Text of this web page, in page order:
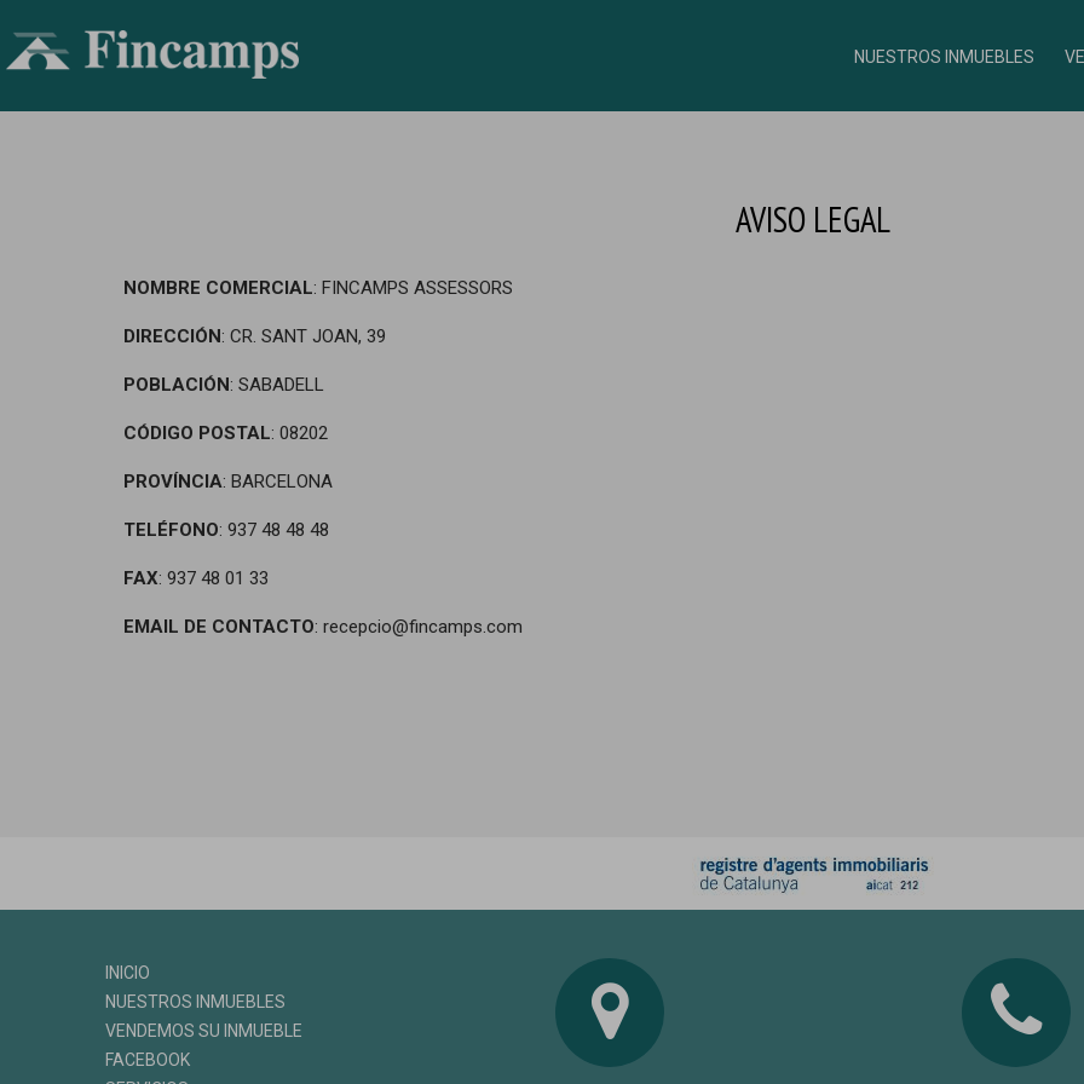
NUESTROS INMUEBLES
AVISO LEGAL
NOMBRE COMERCIAL: FINCAMPS ASSESSORS
DIRECCIÓN: CR. SANT JOAN, 39
POBLACIÓN: SABADELL
CÓDIGO POSTAL: 08202
PROVÍNCIA: BARCELONA
TELÉFONO: 937 48 48 48
FAX: 937 48 01 33
EMAIL DE CONTACTO: recepcio@fincamps.com
INICIO
NUESTROS INMUEBLES
VENDEMOS SU INMUEBLE
FACEBOOK